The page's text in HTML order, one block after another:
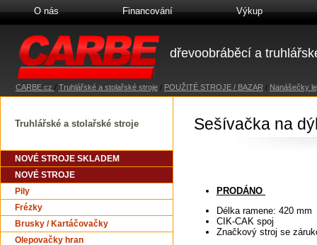
O nás Financování Výkup
dřevoobráběcí a
CARBE.cz / Truhlářské a stolařské stroje / POUŽITÉ STROJE / BAZAR / Nanášečky
Truhlářské a stolařské stroje
NOVÉ STROJE SKLADEM
NOVÉ STROJE
Pily
Frézky
Brusky / Kartáčovačky
Olepovačky hran
Sešívačka na
PRODÁNO
Délka ramene: 420 mm
CIK-CAK spoj
Značkový stroj se